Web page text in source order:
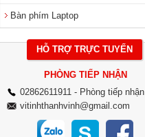
Bàn phím Laptop
HỖ TRỢ TRỰC TUYẾN
PHÒNG TIẾP NHẬN
02862611911 - Phòng tiếp nhận
vitinhthanhvinh@gmail.com